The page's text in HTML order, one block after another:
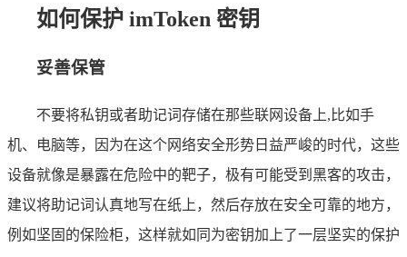
如何保护 imToken 密钥
妥善保管
不要将私钥或者助记词存储在那些联网设备上,比如手
机、电脑等，因为在这个网络安全形势日益严峻的时代，这些
设备就像是暴露在危险中的靶子，极有可能受到黑客的攻击，
建议将助记词认真地写在纸上，然后存放在安全可靠的地方，
例如坚固的保险柜，这样就如同为密钥加上了一层坚实的保护